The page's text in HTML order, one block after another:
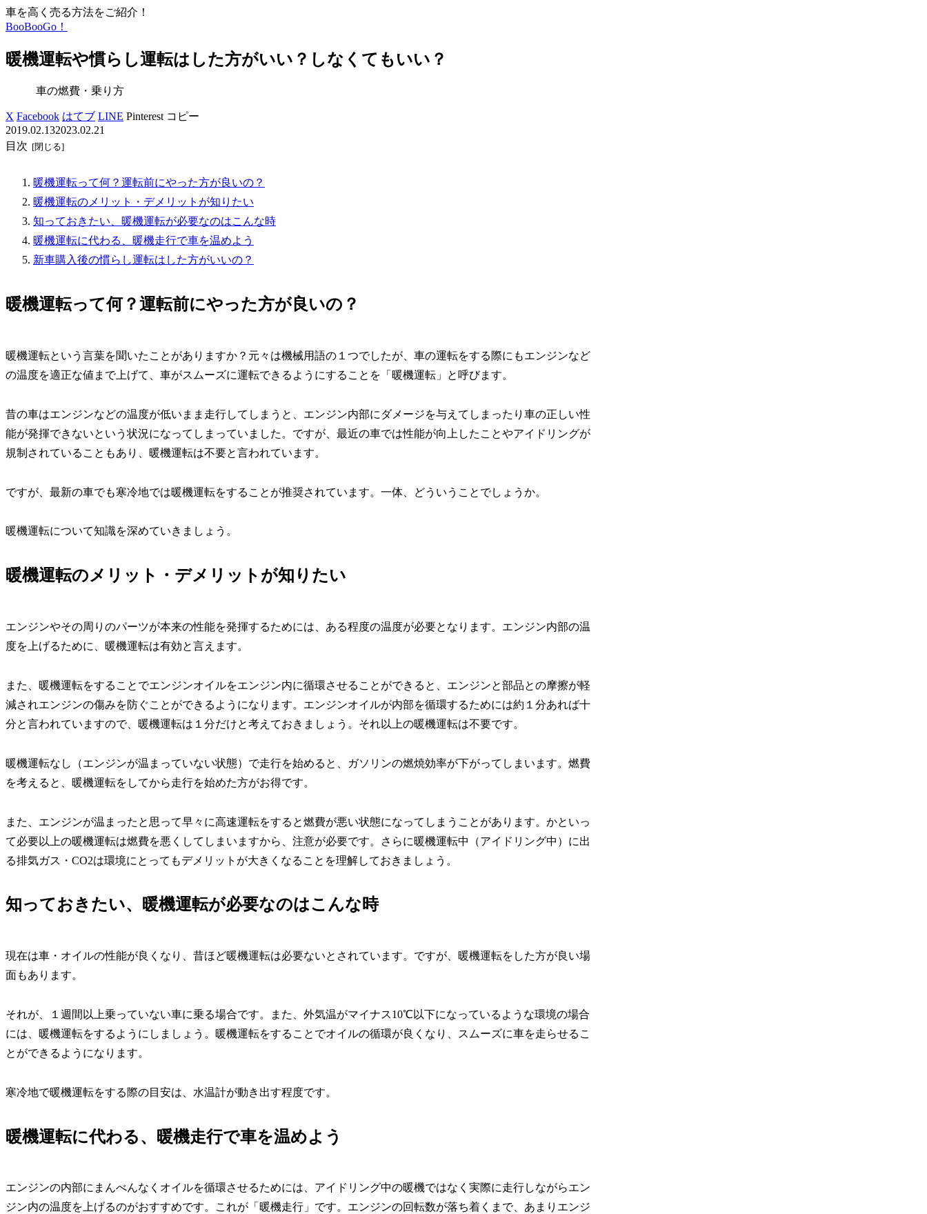
車を高く売る方法をご紹介！
BooBooGo！
暖機運転や慣らし運転はした方がいい？しなくてもいい？
車の燃費・乗り方
X Facebook はてブ LINE Pinterest コピー
2019.02.132023.02.21
目次
暖機運転って何？運転前にやった方が良いの？
暖機運転のメリット・デメリットが知りたい
知っておきたい、暖機運転が必要なのはこんな時
暖機運転に代わる、暖機走行で車を温めよう
新車購入後の慣らし運転はした方がいいの？
暖機運転って何？運転前にやった方が良いの？
暖機運転という言葉を聞いたことがありますか？元々は機械用語の１つでしたが、車の運転をする際にもエンジンなど
の温度を適正な値まで上げて、車がスムーズに運転できるようにすることを「暖機運転」と呼びます。
昔の車はエンジンなどの温度が低いまま走行してしまうと、エンジン内部にダメージを与えてしまったり車の正しい性
能が発揮できないという状況になってしまっていました。ですが、最近の車では性能が向上したことやアイドリングが
規制されていることもあり、暖機運転は不要と言われています。
ですが、最新の車でも寒冷地では暖機運転をすることが推奨されています。一体、どういうことでしょうか。
暖機運転について知識を深めていきましょう。
暖機運転のメリット・デメリットが知りたい
エンジンやその周りのパーツが本来の性能を発揮するためには、ある程度の温度が必要となります。エンジン内部の温
度を上げるために、暖機運転は有効と言えます。
また、暖機運転をすることでエンジンオイルをエンジン内に循環させることができると、エンジンと部品との摩擦が軽
減されエンジンの傷みを防ぐことができるようになります。エンジンオイルが内部を循環するためには約１分あれば十
分と言われていますので、暖機運転は１分だけと考えておきましょう。それ以上の暖機運転は不要です。
暖機運転なし（エンジンが温まっていない状態）で走行を始めると、ガソリンの燃焼効率が下がってしまいます。燃費
を考えると、暖機運転をしてから走行を始めた方がお得です。
また、エンジンが温まったと思って早々に高速運転をすると燃費が悪い状態になってしまうことがあります。かといっ
て必要以上の暖機運転は燃費を悪くしてしまいますから、注意が必要です。さらに暖機運転中（アイドリング中）に出
る排気ガス・CO2は環境にとってもデメリットが大きくなることを理解しておきましょう。
知っておきたい、暖機運転が必要なのはこんな時
現在は車・オイルの性能が良くなり、昔ほど暖機運転は必要ないとされています。ですが、暖機運転をした方が良い場
面もあります。
それが、１週間以上乗っていない車に乗る場合です。また、外気温がマイナス10℃以下になっているような環境の場合
には、暖機運転をするようにしましょう。暖機運転をすることでオイルの循環が良くなり、スムーズに車を走らせるこ
とができるようになります。
寒冷地で暖機運転をする際の目安は、水温計が動き出す程度です。
暖機運転に代わる、暖機走行で車を温めよう
エンジンの内部にまんべんなくオイルを循環させるためには、アイドリング中の暖機ではなく実際に走行しながらエン
ジン内の温度を上げるのがおすすめです。これが「暖機走行」です。エンジンの回転数が落ち着くまで、あまりエンジ